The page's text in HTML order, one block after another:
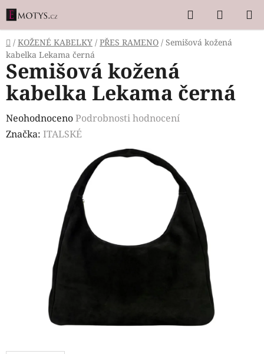
Přejít
na
obsah
Hledat
KOŠÍK
Domů
/ KOŽENÉ KABELKY / PŘES RAMENO / Semišová kožená
kabelka Lekama černá
Semišová kožená
kabelka Lekama černá
Průměrné
hodnocení
NeohodnocenoPodrobnosti hodnocení
Značka: ITALSKÉ